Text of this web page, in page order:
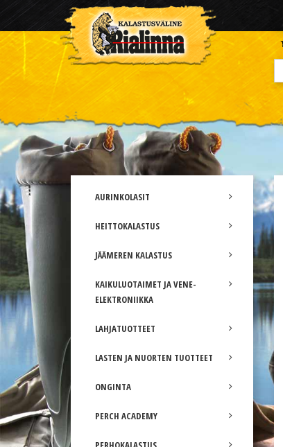
AURINKOLASIT
HEITTOKALASTUS
JÄÄMEREN KALASTUS
KAIKULUOTAIMET JA VENE-
ELEKTRONIIKKA
LAHJATUOTTEET
LASTEN JA NUORTEN TUOTTEET
ONGINTA
PERCH ACADEMY